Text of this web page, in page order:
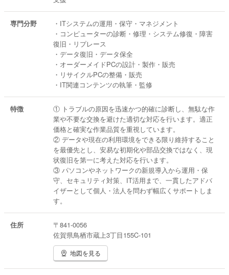
専門分野
・ITシステムの運用・保守・マネジメント
・コンピューターの診断・修理・システム修復・障害
復旧・リプレース
・データ復旧・データ保全
・オーダーメイドPCの設計・製作・販売
・リサイクルPCの整備・販売
・IT関連コンテンツの執筆・監修
特徴
① トラブルの原因を迅速かつ的確に診断し、無駄な作
業や不要な交換を避けた適切な対応を行います。適正
価格と確実な作業品質を重視しています。
② データや現在の利用環境をできる限り維持すること
を最優先とし、安易な初期化や部品交換ではなく、現
状復旧を第一に考えた対応を行います。
③ パソコンやネットワークの新規導入から運用・保
守、セキュリティ対策、IT活用まで、一貫したアドバ
イザーとして個人・法人を問わず幅広くサポートしま
す。
住所
〒841-0056
佐賀県鳥栖市蔵上3丁目155C-101
地図を見る